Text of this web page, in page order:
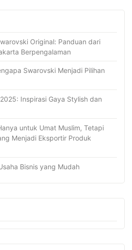
Original: Panduan dari
Berpengalaman
Swarovski Menjadi Pilihan
Inspirasi Gaya Stylish dan
untuk Umat Muslim, Tetapi
Menjadi Eksportir Produk
Bisnis yang Mudah